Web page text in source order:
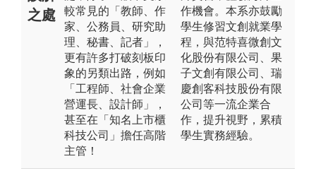
之處
較常見的「教師、作
家、公務員、研究助
理、秘書、記者」，
更有許多打破刻板印
象的另類出路，例如
「工程師、社會企業
營運長、設計師」，
甚至在「知名上市櫃
科技公司」擔任高階
主管！
作機會。本系亦鼓勵
學生修習文創就業學
程，與范特喜微創文
化股份有限公司、果
子文創有限公司、瑞
慶創客科技股份有限
公司等一流企業合
作，提升視野，累積
學生實務經驗。